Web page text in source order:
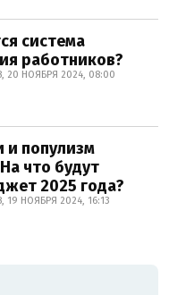
система
работников?
20 НОЯБРЯ 2024, 08:00
и популизм
что будут
2025 года?
19 НОЯБРЯ 2024, 16:13